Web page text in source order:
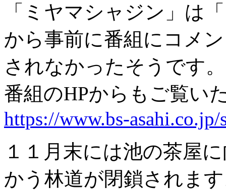
「ミヤマシャジン」は
から事前に番組にコメ
されなかったそうです。
番組のHPからもご覧い
https://www.bs-
１１月末には池の茶屋
かう林道が閉鎖されま